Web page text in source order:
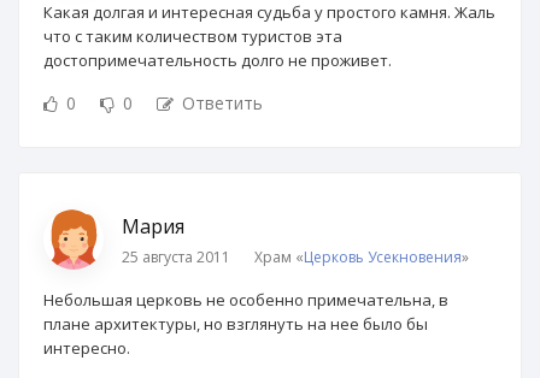
Какая долгая и интересная судьба у простого камня. Жаль
что с таким количеством туристов эта
достопримечательность долго не проживет.
0 0 Ответить
Мария
25 августа 2011 Храм «Церковь Усекновения»
Небольшая церковь не особенно примечательна, в
плане архитектуры, но взглянуть на нее было бы
интересно.